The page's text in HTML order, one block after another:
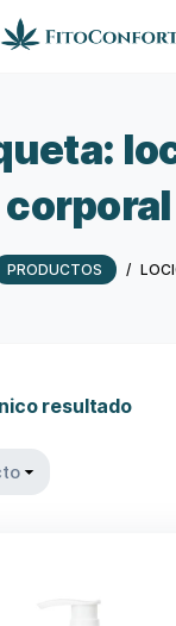
corporal
PRODUCTOS /
resultado